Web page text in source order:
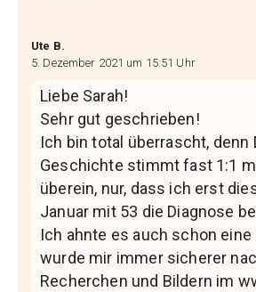
Ute B.
5. Dezember 2021 um 15:51 Uhr
Liebe Sarah!
Sehr gut geschrieben!
Ich bin total überrascht, denn
Geschichte stimmt fast 1:1
überein, nur, dass ich erst
Januar mit 53 die Diagnose
Ich ahnte es auch schon eine
wurde mir immer sicherer
Recherchen und Bildern im